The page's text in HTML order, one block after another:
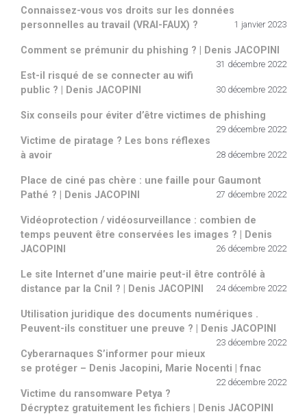
Connaissez-vous vos droits sur les données
personnelles au travail (VRAI-FAUX) ?
1 janvier 2023
Comment se prémunir du phishing ? | Denis JACOPINI
31 décembre 2022
Est-il risqué de se connecter au wifi
public ? | Denis JACOPINI
30 décembre 2022
Six conseils pour éviter d’être victimes de phishing
29 décembre 2022
Victime de piratage ? Les bons réflexes
à avoir
28 décembre 2022
Place de ciné pas chère : une faille pour Gaumont
Pathé ? | Denis JACOPINI
27 décembre 2022
Vidéoprotection / vidéosurveillance : combien de
temps peuvent être conservées les images ? | Denis
JACOPINI
26 décembre 2022
Le site Internet d’une mairie peut-il être contrôlé à
distance par la Cnil ? | Denis JACOPINI
24 décembre 2022
Utilisation juridique des documents numériques .
Peuvent-ils constituer une preuve ? | Denis JACOPINI
23 décembre 2022
Cyberarnaques S’informer pour mieux
se protéger – Denis Jacopini, Marie Nocenti | fnac
22 décembre 2022
Victime du ransomware Petya ?
Décryptez gratuitement les fichiers | Denis JACOPINI